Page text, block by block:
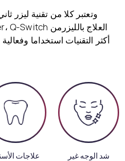
وتعتبر كلا من تقنية ليزر
أكثر التقنيات استخداما
علاجات شد الوجه غير